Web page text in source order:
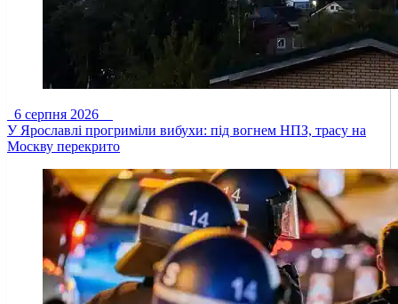
6 серпня 2026
У Ярославлі прогриміли вибухи: під вогнем НПЗ, трасу на
Москву перекрито